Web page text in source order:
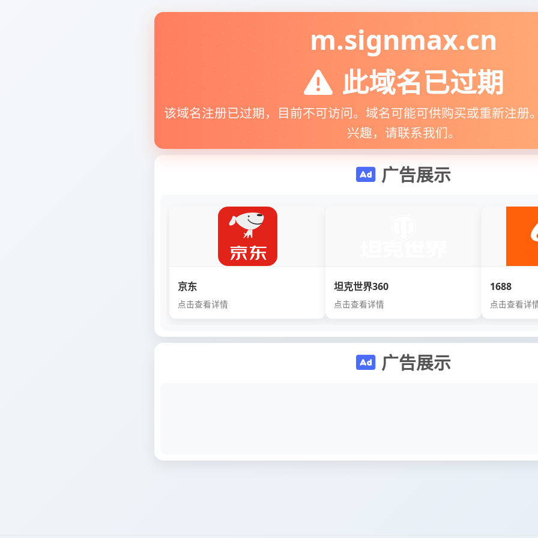
m.signmax.cn
此域名已过期
该域名注册已过期，目前不可访问。域名可能可供购买或重新注册
兴趣，请联系我们。
广告展示
京东
点击查看详情
坦克世界360
点击查看详情
1688
点击查看详
广告展示